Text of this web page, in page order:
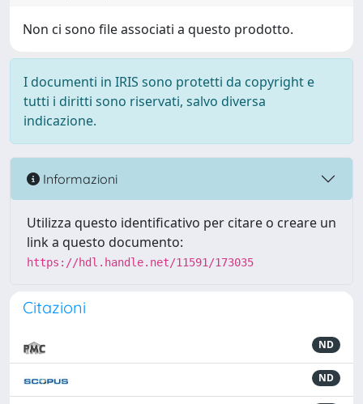
Non ci sono file associati a questo prodotto.
I documenti in IRIS sono protetti da copyright e
tutti i diritti sono riservati, salvo diversa
indicazione.
Informazioni
Utilizza questo identificativo per citare o creare un
link a questo documento:
https://hdl.handle.net/11591/173035
Citazioni
ND
ND